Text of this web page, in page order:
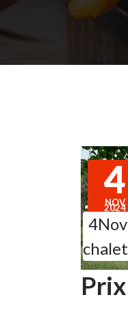
4
NOV
2024
chalet